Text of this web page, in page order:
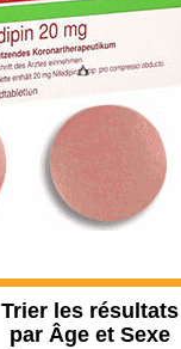
Trier les résultats
par Âge et Sexe